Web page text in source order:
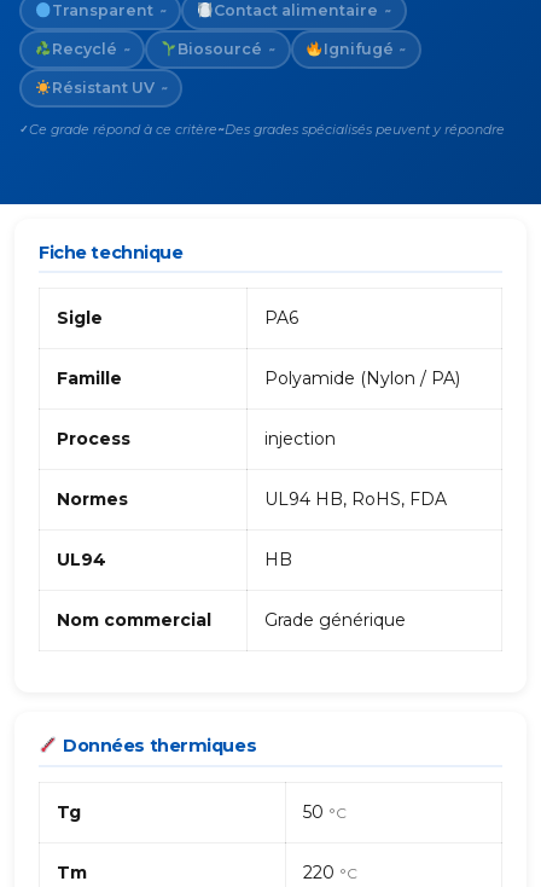
Transparent ~ Contact alimentaire ~
Recyclé ~ Biosourcé ~ Ignifugé ~
Résistant UV ~
✓ Ce grade répond à ce critère ~Des grades spécialisés peuvent y répondre
Fiche technique
Sigle PA6
Famille Polyamide (Nylon / PA)
Process injection
Normes UL94 HB, RoHS, FDA
UL94 HB
Nom commercial Grade générique
Données thermiques
Tg 50 °C
Tm 220 °C